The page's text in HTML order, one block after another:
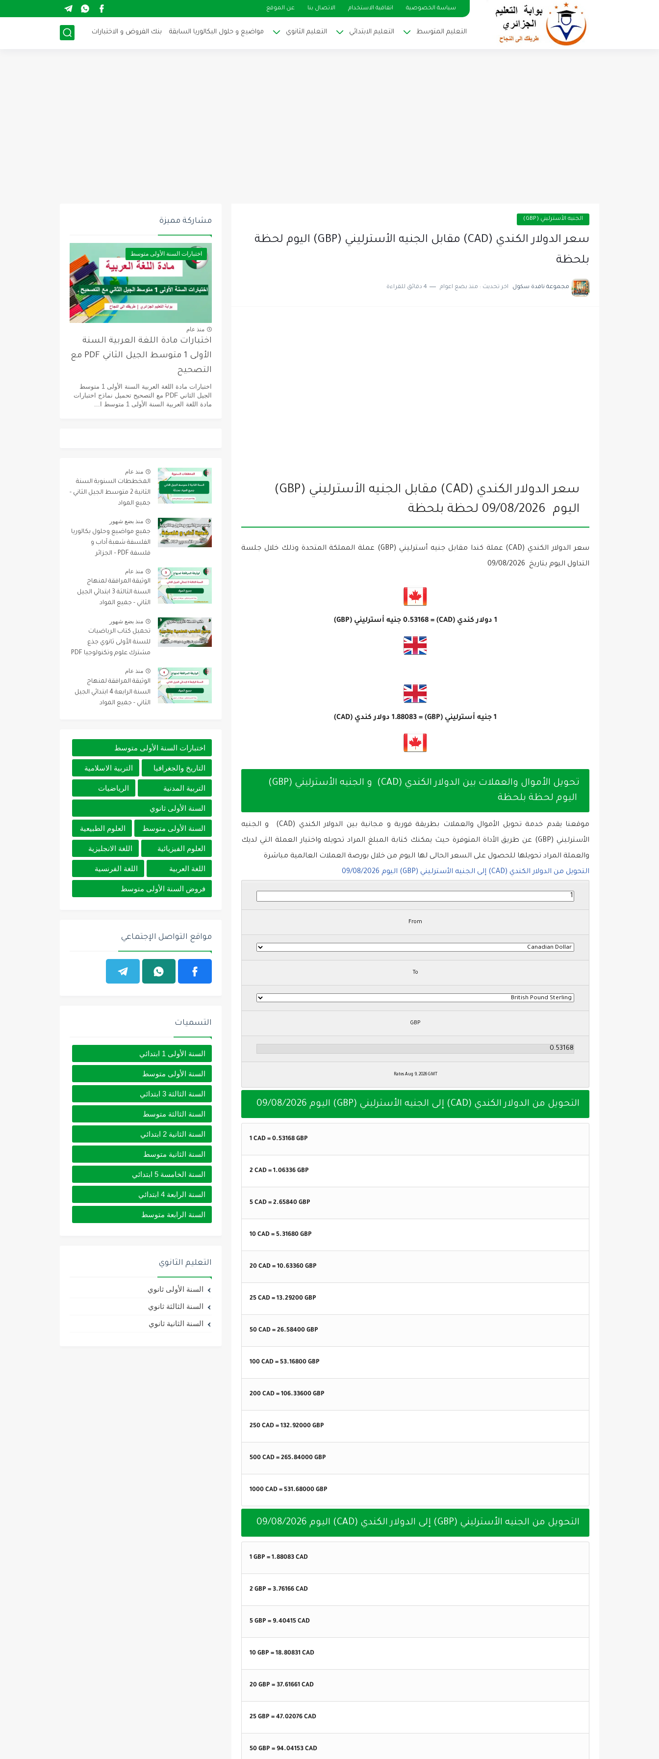
سياسة الخصوصية اتفاقية الاستخدام الاتصال بنا عن الموقع
التعليم المتوسط التعليم الابتدائي التعليم الثانوي مواضيع و حلول البكالوريا السابقة بنك الفروض و الاختبارات
الجنيه الأسترليني (GBP)
سعر الدولار الكندي (CAD) مقابل الجنيه الأسترليني (GBP) اليوم لحظة
بلحظة
مجموعة نافدة سكول اخر تحديث : منذ بضع اعوام 4 دقائق للقراءة
سعر الدولار الكندي (CAD) مقابل الجنيه الأسترليني (GBP)
اليوم 09/08/2026 لحظة بلحظة
سعر الدولار الكندي (CAD) عملة كندا مقابل جنيه أسترليني (GBP) عملة المملكة المتحدة وذلك خلال جلسة
التداول اليوم بتاريخ 09/08/2026
1 دولار كندي (CAD) = 0.53168 جنيه أسترليني (GBP)
1 جنيه أسترليني (GBP) = 1.88083 دولار كندي (CAD)
تحويل الأموال والعملات بين الدولار الكندي (CAD) و الجنيه الأسترليني (GBP)
اليوم لحظة بلحظة
موقعنا يقدم خدمة تحويل الأموال والعملات بطريقة فورية و مجانية بين الدولار الكندي (CAD) و الجنيه
الأسترليني (GBP) عن طريق الأداة المتوفرة حيث يمكنك كتابة المبلغ المراد تحويله واختيار العملة التي لديك
والعملة المراد تحويلها للحصول على السعر الحالى لها اليوم من خلال بورصة العملات العالمية مباشرة
التحويل من الدولار الكندي (CAD) إلى الجنيه الأسترليني (GBP) اليوم
09/08/2026
From
To
GBP
Rates Aug 9, 2026 GMT
التحويل من الدولار الكندي (CAD) إلى الجنيه الأسترليني (GBP) اليوم 09/08/2026
1 CAD = 0.53168 GBP
2 CAD = 1.06336 GBP
5 CAD = 2.65840 GBP
10 CAD = 5.31680 GBP
20 CAD = 10.63360 GBP
25 CAD = 13.29200 GBP
50 CAD = 26.58400 GBP
100 CAD = 53.16800 GBP
200 CAD = 106.33600 GBP
250 CAD = 132.92000 GBP
500 CAD = 265.84000 GBP
1000 CAD = 531.68000 GBP
التحويل من الجنيه الأسترليني (GBP) إلى الدولار الكندي (CAD) اليوم 09/08/2026
1 GBP = 1.88083 CAD
2 GBP = 3.76166 CAD
5 GBP = 9.40415 CAD
10 GBP = 18.80831 CAD
20 GBP = 37.61661 CAD
25 GBP = 47.02076 CAD
50 GBP = 94.04153 CAD
مشاركة مميزة
اختبارات السنة الأولى متوسط
منذ عام
اختبارات مادة اللغة العربية السنة
الأولى 1 متوسط الجيل الثاني PDF مع
التصحيح
اختبارات مادة اللغة العربية السنة الأولى 1 متوسط
الجيل الثاني PDF مع التصحيح تحميل نماذج اختبارات
مادة اللغة العربية السنة الأولى 1 متوسط ا...
منذ عام
المخططات السنوية السنة
الثانية 2 متوسط الجيل الثاني -
جميع المواد
منذ بضع شهور
جميع مواضيع وحلول بكالوريا
الفلسفة شعبة آداب و
فلسفة PDF – الجزائر
منذ عام
الوثيقة المرافقة لمنهاج
السنة الثالثة 3 ابتدائي الجيل
الثاني - جميع المواد
منذ بضع شهور
تحميل كتاب الرياضيات
للسنة الأولى ثانوي جذع
مشترك علوم وتكنولوجيا PDF
منذ عام
الوثيقة المرافقة لمنهاج
السنة الرابعة 4 ابتدائي الجيل
الثاني - جميع المواد
اختبارات السنة الأولى متوسط
التاريخ والجغرافيا التربية الاسلامية
التربية المدنية الرياضيات
السنة الأولى ثانوي
السنة الأولى متوسط العلوم الطبيعية
العلوم الفيزيائية اللغة الانجليزية
اللغة العربية اللغة الفرنسية
فروض السنة الأولى متوسط
مواقع التواصل الإجتماعي
التسميات
السنة الأولى 1 ابتدائي
السنة الأولى متوسط
السنة الثالثة 3 ابتدائي
السنة الثالثة متوسط
السنة الثانية 2 ابتدائي
السنة الثانية متوسط
السنة الخامسة 5 ابتدائي
السنة الرابعة 4 ابتدائي
السنة الرابعة متوسط
التعليم الثانوي
السنة الأولى ثانوي
السنة الثالثة ثانوي
السنة الثانية ثانوي